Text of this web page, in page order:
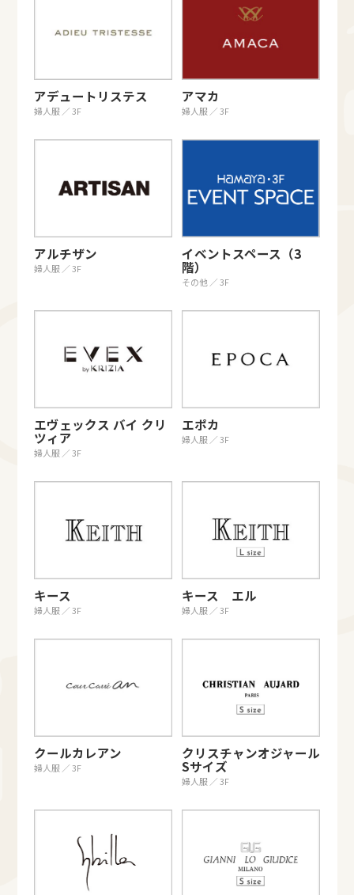
アデュートリステス
婦人服 ／ 3F
アマカ
婦人服 ／ 3F
アルチザン
婦人服 ／ 3F
イベントスペース（3
階）
その他 ／ 3F
エヴェックス バイ クリ
ツィア
婦人服 ／ 3F
エポカ
婦人服 ／ 3F
キース
婦人服 ／ 3F
キース エル
婦人服 ／ 3F
クールカレアン
婦人服 ／ 3F
クリスチャンオジャール
Sサイズ
婦人服 ／ 3F